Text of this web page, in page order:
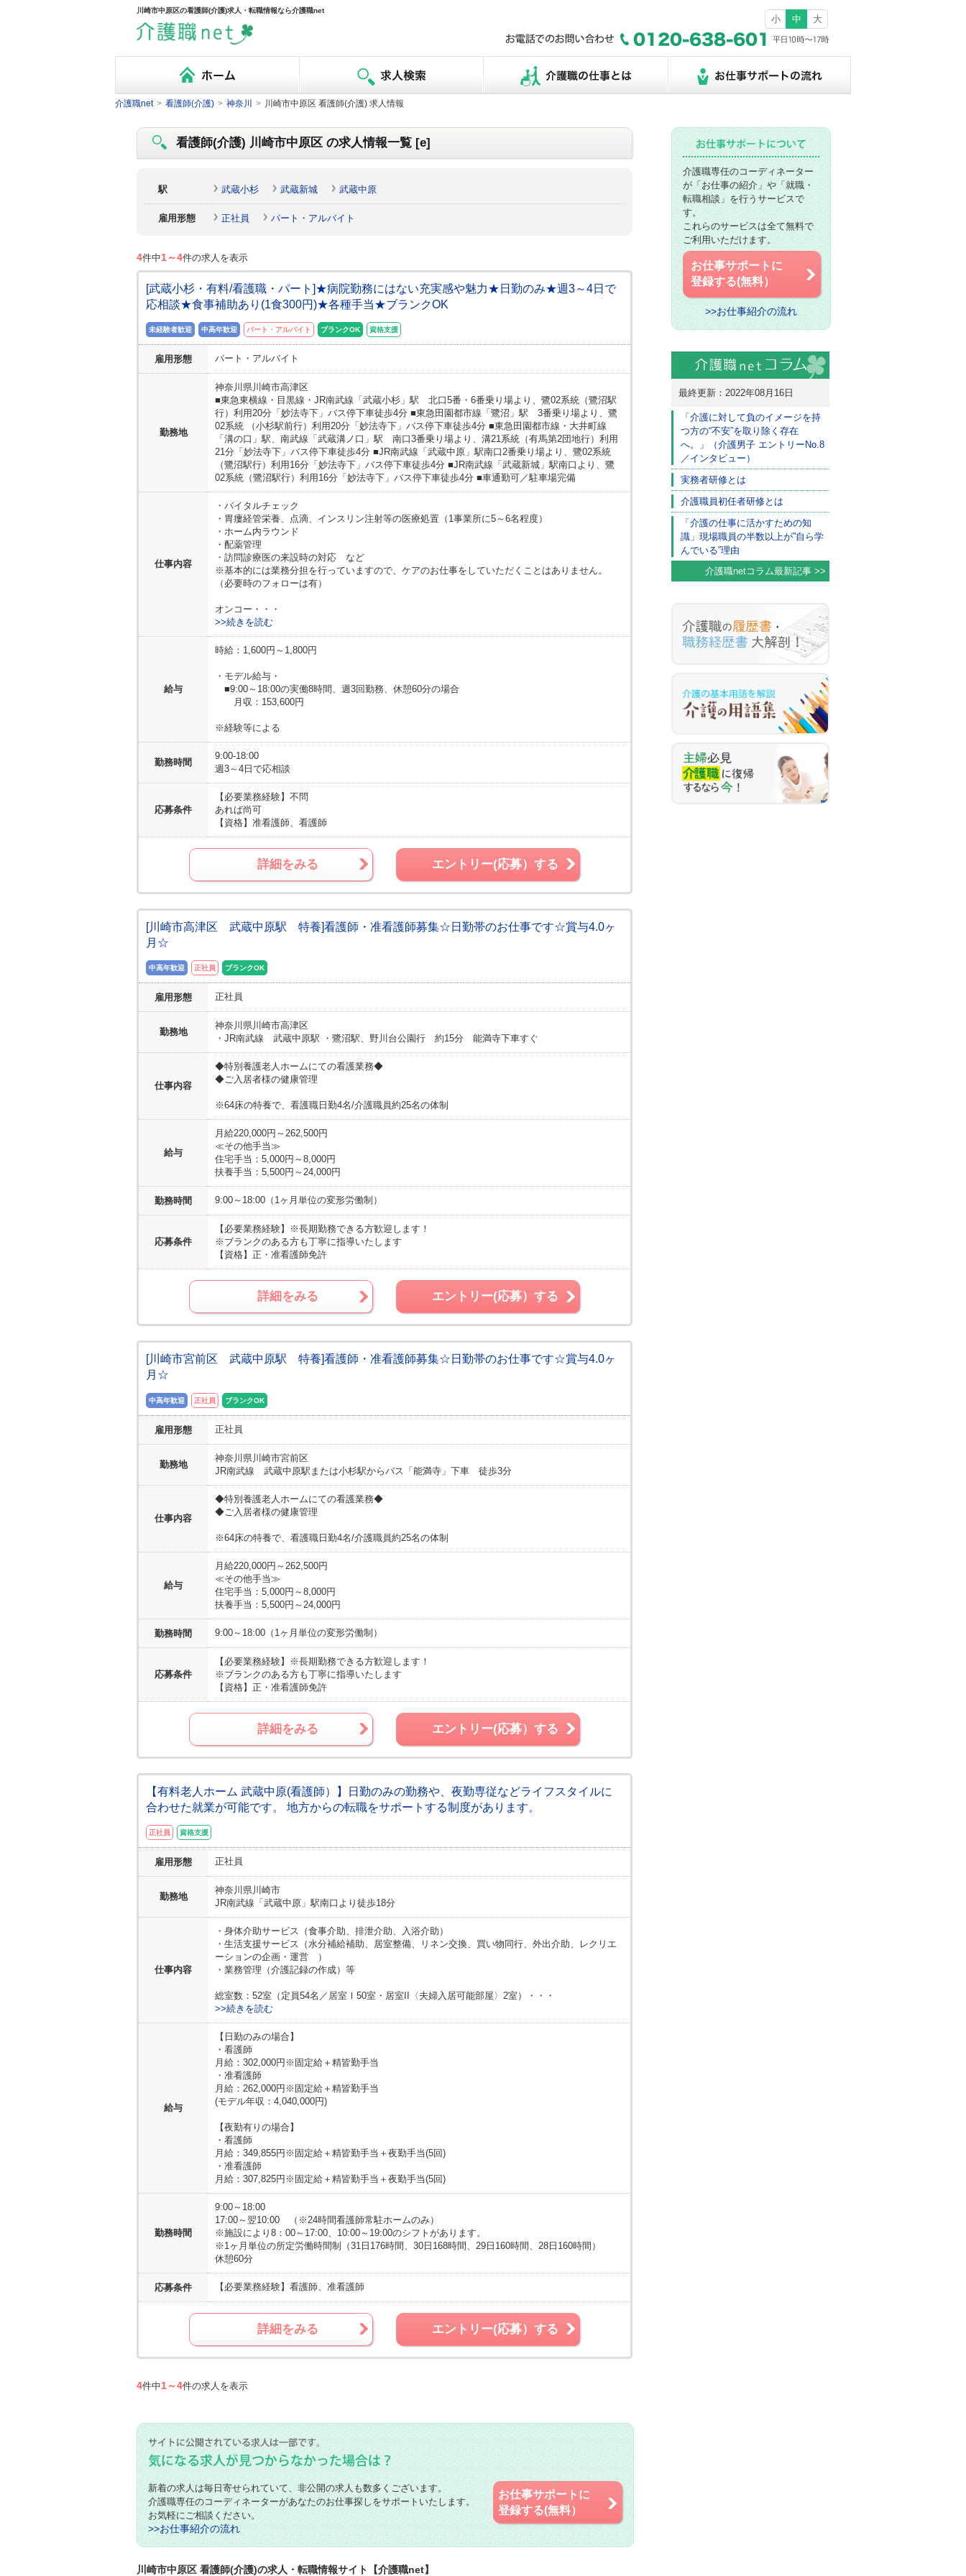
川崎市中原区の看護師(介護)求人・転職情報なら介護職net
小 中 大
介護職net > 看護師(介護) > 神奈川 > 川崎市中原区 看護師(介護) 求人情報
看護師(介護) 川崎市中原区 の求人情報一覧 [e]
駅 武蔵小杉 武蔵新城 武蔵中原
雇用形態 正社員 パート・アルバイト
4件中1～4件の求人を表示
[武蔵小杉・有料/看護職・パート]★病院勤務にはない充実感や魅力★日勤のみ★週3～4日で
応相談★食事補助あり(1食300円)★各種手当★ブランクOK
未経験者歓迎 中高年歓迎 パート・アルバイト ブランクOK 資格支援
雇用形態 パート・アルバイト
勤務地
神奈川県 川崎市高津区
■東急東横線・目黒線・JR南武線「武蔵小杉」駅 北口5番・6番乗り場より、鷺02系統（鷺沼駅
行）利用20分「妙法寺下」バス停下車徒歩4分 ■東急田園都市線「鷺沼」駅 3番乗り場より、鷺
02系統 （小杉駅前行）利用20分「妙法寺下」バス停下車徒歩4分 ■東急田園都市線・大井町線
「溝の口」駅、南武線「武蔵溝ノ口」駅 南口3番乗り場より、溝21系統（有馬第2団地行）利用
21分「妙法寺下」バス停下車徒歩4分 ■JR南武線「武蔵中原」駅南口2番乗り場より、鷺02系統
（鷺沼駅行）利用16分「妙法寺下」バス停下車徒歩4分 ■JR南武線「武蔵新城」駅南口より、鷺
02系統（鷺沼駅行）利用16分「妙法寺下」バス停下車徒歩4分 ■車通勤可／駐車場完備
仕事内容
・バイタルチェック
・胃瘻経管栄養、点滴、インスリン注射等の医療処置（1事業所に5～6名程度）
・ホーム内ラウンド
・配薬管理
・訪問診療医の来設時の対応 など
※基本的には業務分担を行っていますので、ケアのお仕事をしていただくことはありません。
（必要時のフォローは有）
オンコー・・・
>>続きを読む
給与
時給：1,600円～1,800円
・モデル給与・
■9:00～18:00の実働8時間、週3回勤務、休憩60分の場合
月収：153,600円
※経験等による
勤務時間
9:00-18:00
週3～4日で応相談
応募条件
【必要業務経験】 不問
あれば尚可
【資格】 准看護師、看護師
詳細をみる エントリー(応募）する
[川崎市高津区 武蔵中原駅 特養]看護師・准看護師募集☆日勤帯のお仕事です☆賞与4.0ヶ
月☆
中高年歓迎 正社員 ブランクOK
雇用形態 正社員
勤務地
神奈川県川崎市高津区
・JR南武線 武蔵中原駅 ・鷺沼駅、野川台公園行 約15分 能満寺下車すぐ
仕事内容
◆特別養護老人ホームにての看護業務◆
◆ご入居者様の健康管理
※64床の特養で、看護職日勤4名/介護職員約25名の体制
給与
月給220,000円～262,500円
≪その他手当≫
住宅手当：5,000円～8,000円
扶養手当：5,500円～24,000円
勤務時間 9:00～18:00（1ヶ月単位の変形労働制）
応募条件
【必要業務経験】
※長期勤務できる方歓迎します！
※ブランクのある方も丁寧に指導いたします
【資格】 正・准看護師免許
詳細をみる エントリー(応募）する
[川崎市宮前区 武蔵中原駅 特養]看護師・准看護師募集☆日勤帯のお仕事です☆賞与4.0ヶ
月☆
中高年歓迎 正社員 ブランクOK
雇用形態 正社員
勤務地
神奈川県 川崎市宮前区
JR南武線 武蔵中原駅または小杉駅からバス「能満寺」下車 徒歩3分
仕事内容
◆特別養護老人ホームにての看護業務◆
◆ご入居者様の健康管理
※64床の特養で、看護職日勤4名/介護職員約25名の体制
給与
月給220,000円～262,500円
≪その他手当≫
住宅手当：5,000円～8,000円
扶養手当：5,500円～24,000円
勤務時間 9:00～18:00（1ヶ月単位の変形労働制）
応募条件
【必要業務経験】
※長期勤務できる方歓迎します！
※ブランクのある方も丁寧に指導いたします
【資格】 正・准看護師免許
詳細をみる エントリー(応募）する
【有料老人ホーム 武蔵中原(看護師）】日勤のみの勤務や、夜勤専従などライフスタイルに
合わせた就業が可能です。 地方からの転職をサポートする制度があります。
正社員 資格支援
雇用形態 正社員
勤務地
神奈川県 川崎市
JR南武線「武蔵中原」駅南口より徒歩18分
仕事内容
・身体介助サービス（食事介助、排泄介助、入浴介助）
・生活支援サービス（水分補給補助、居室整備、リネン交換、買い物同行、外出介助、レクリエ
ーションの企画・運営 ）
・業務管理（介護記録の作成）等
総室数：52室（定員54名／居室Ⅰ50室・居室II〈夫婦入居可能部屋〉2室）・・・
>>続きを読む
給与
【日勤のみの場合】
・看護師
月給：302,000円※固定給＋精皆勤手当
・准看護師
月給：262,000円※固定給＋精皆勤手当
(モデル年収：4,040,000円)
【夜勤有りの場合】
・看護師
月給：349,855円※固定給＋精皆勤手当＋夜勤手当(5回)
・准看護師
月給：307,825円※固定給＋精皆勤手当＋夜勤手当(5回)
勤務時間
9:00～18:00
17:00～翌10:00 （※24時間看護師常駐ホームのみ）
※施設により8：00～17:00、10:00～19:00のシフトがあります。
※1ヶ月単位の所定労働時間制（31日176時間、30日168時間、29日160時間、28日160時間）
休憩60分
応募条件 【必要業務経験】 看護師、准看護師
詳細をみる エントリー(応募）する
4件中1～4件の求人を表示
新着の求人は毎日寄せられていて、非公開の求人も数多くございます。
介護職専任のコーディネーターがあなたのお仕事探しをサポートいたします。
お気軽にご相談ください。
>>お仕事紹介の流れ
お仕事サポートに
登録する(無料）
川崎市中原区 看護師(介護)の求人・転職情報サイト【介護職net】
介護職専任のコーディネーター
が「お仕事の紹介」や「就職・
転職相談」を行うサービスで
す。
これらのサービスは全て無料で
ご利用いただけます。
お仕事サポートに
登録する(無料）
>>お仕事紹介の流れ
最終更新：2022年08月16日
「介護に対して負のイメージを持
つ方の“不安”を取り除く存在
へ。」（介護男子 エントリーNo.8
／インタビュー）
実務者研修とは
介護職員初任者研修とは
「介護の仕事に活かすための知
識」現場職員の半数以上が”自ら学
んでいる”理由
介護職netコラム最新記事 >>